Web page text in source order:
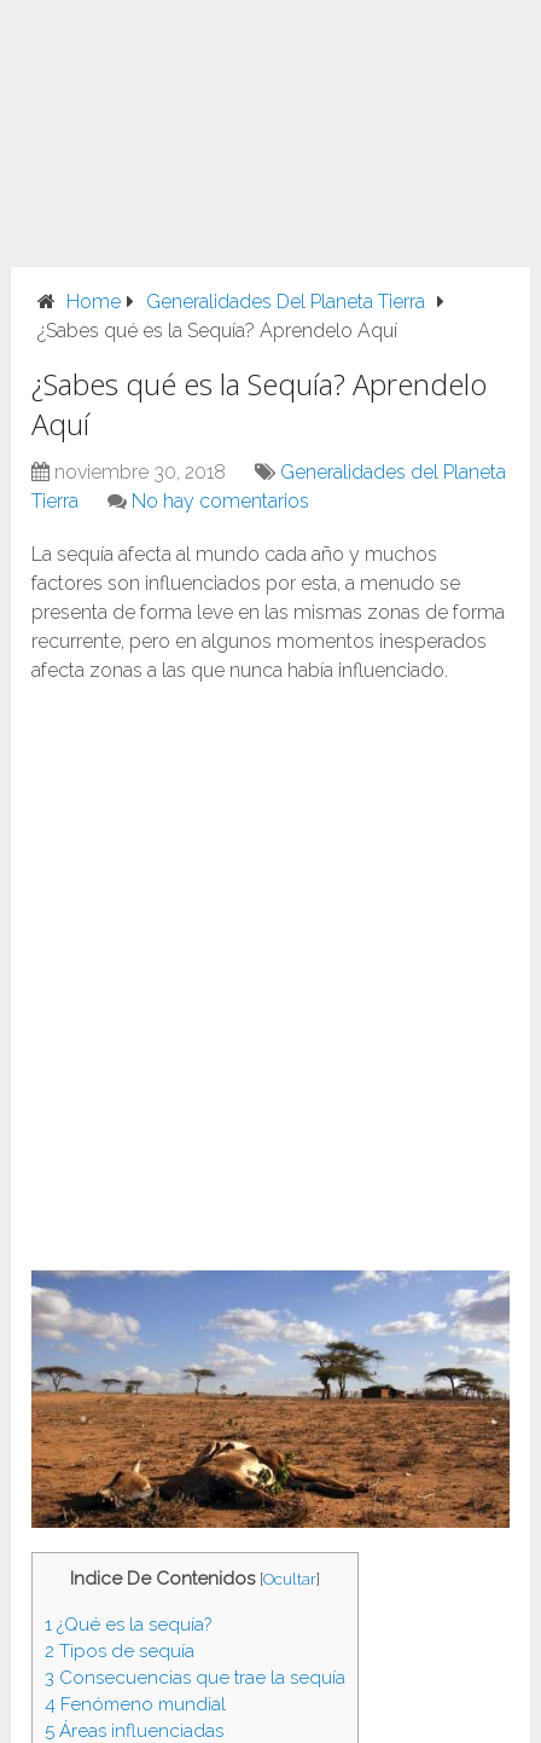
Home
Generalidades Del Planeta Tierra
¿Sabes qué es la Sequía? Aprendelo Aquí
¿Sabes qué es la Sequía? Aprendelo
Aquí
noviembre 30, 2018
Generalidades del Planeta
Tierra
No hay comentarios
La sequía afecta al mundo cada año y muchos
factores son influenciados por esta, a menudo se
presenta de forma leve en las mismas zonas de forma
recurrente, pero en algunos momentos inesperados
afecta zonas a las que nunca había influenciado.
Indice De Contenidos [Ocultar]
1 ¿Qué es la sequía?
2 Tipos de sequía
3 Consecuencias que trae la sequía
4 Fenómeno mundial
5 Áreas influenciadas